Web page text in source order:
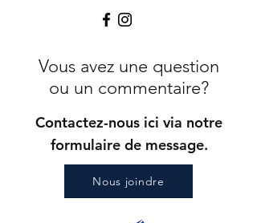
Vous avez une question
ou un commentaire?
Contactez-nous ici via notre
formulaire de message.
Nous joindre